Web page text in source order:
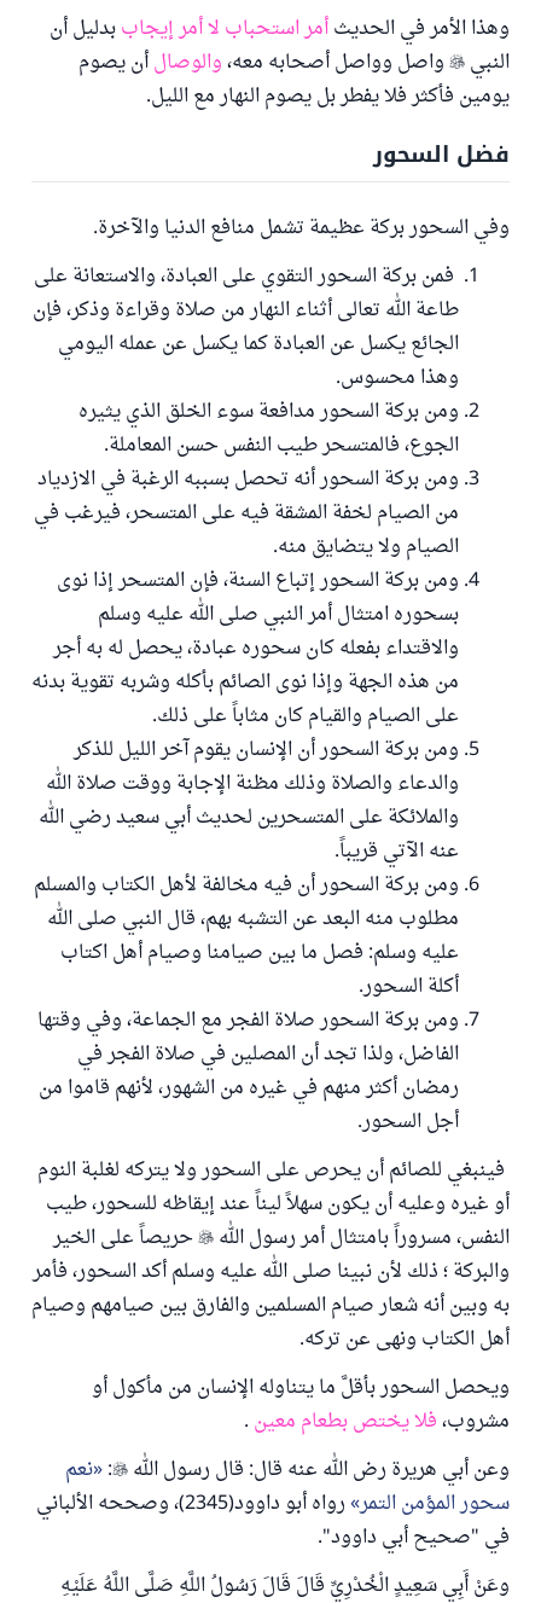
وهذا الأمر في الحديثأمر استحباب لا أمر إيجاببدليل أن
النبيواصل وواصل أصحابه معه،والوصالأن يصوم
يومين فأكثر فلا يفطر بل يصوم النهار مع الليل.
فضل السحور
وفي السحور بركة عظيمة تشمل منافع الدنيا والآخرة.
فمن بركة السحور التقوي على العبادة، والاستعانة على
طاعة الله تعالى أثناء النهار من صلاة وقراءة وذكر، فإن
الجائع يكسل عن العبادة كما يكسل عن عمله اليومي
وهذا محسوس.
ومن بركة السحور مدافعة سوء الخلق الذي يثيره
الجوع، فالمتسحر طيب النفس حسن المعاملة.
ومن بركة السحور أنه تحصل بسببه الرغبة في الازدياد
من الصيام لخفة المشقة فيه على المتسحر، فيرغب في
الصيام ولا يتضايق منه.
ومن بركة السحور إتباع السنة، فإن المتسحر إذا نوى
بسحوره امتثال أمر النبي صلى الله عليه وسلم
والاقتداء بفعله كان سحوره عبادة، يحصل له به أجر
من هذه الجهة وإذا نوى الصائم بأكله وشربه تقوية بدنه
على الصيام والقيام كان مثاباً على ذلك.
ومن بركة السحور أن الإنسان يقوم آخر الليل للذكر
والدعاء والصلاة وذلك مظنة الإجابة ووقت صلاة الله
والملائكة على المتسحرين لحديث أبي سعيد رضي الله
عنه الآتي قريباً.
ومن بركة السحور أن فيه مخالفة لأهل الكتاب والمسلم
مطلوب منه البعد عن التشبه بهم، قال النبي صلى الله
عليه وسلم: فصل ما بين صيامنا وصيام أهل اكتاب
أكلة السحور.
ومن بركة السحور صلاة الفجر مع الجماعة، وفي وقتها
الفاضل، ولذا تجد أن المصلين في صلاة الفجر في
رمضان أكثر منهم في غيره من الشهور، لأنهم قاموا من
أجل السحور.
فينبغي للصائم أن يحرص على السحور ولا يتركه لغلبة النوم
أو غيره وعليه أن يكون سهلاً ليناً عند إيقاظه للسحور، طيب
النفس، مسروراً بامتثال أمر رسول اللهحريصاً على الخير
والبركة ؛ ذلك لأن نبينا صلى الله عليه وسلم أكد السحور، فأمر
به وبين أنه شعار صيام المسلمين والفارق بين صيامهم وصيام
أهل الكتاب ونهى عن تركه.
ويحصل السحور بأقلَّ ما يتناوله الإنسان من مأكول أو
مشروب،فلا يختص بطعام معين .
وعن أبي هريرة رض الله عنه قال: قال رسول الله
: نعم
سحور المؤمن التمر
رواه أبو داوود(2345)، وصححه الألباني
في "صحيح أبي داوود".
وعَنْ أَبِي سَعِيدٍ الْخُدْرِيِّ قَالَ قَالَ رَسُولُ اللَّهِ صَلَّى اللَّهُ عَلَيْهِ